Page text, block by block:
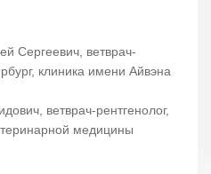
Сергеевич, ветврач-
клиника имени Айвэна
ветврач-рентгенолог,
медицины